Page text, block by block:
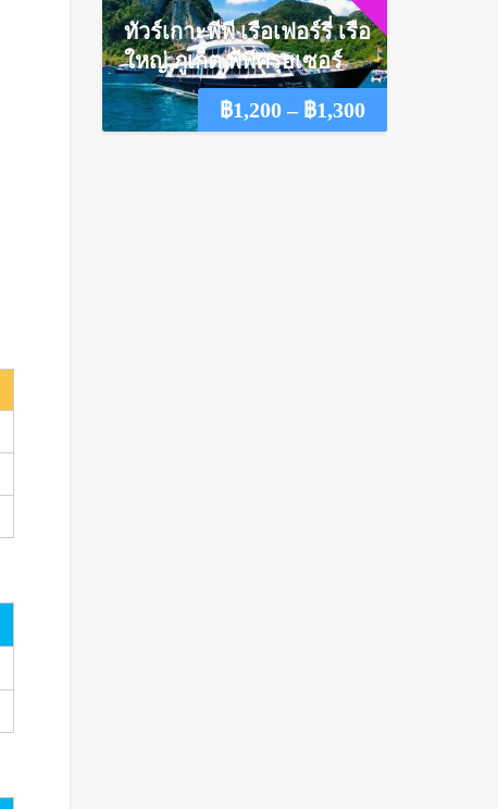
through
฿2,250
฿1,200 – ฿1,300Price
ทัวร์เกาะพีพี เรือเฟอร์รี่ เรือ
ใหญ่ ภูเก็ต พีพีครุยเซอร์